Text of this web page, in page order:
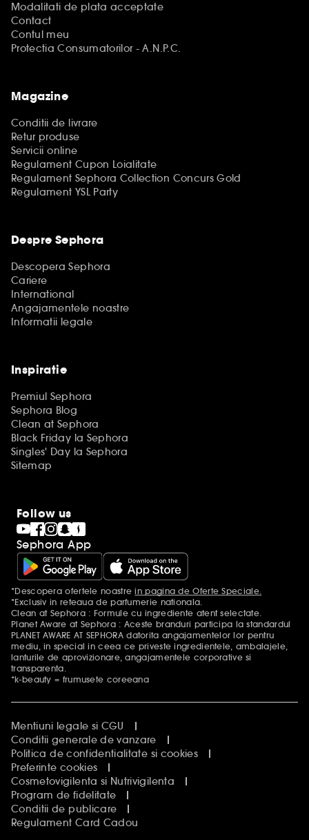
Modalitati de plata acceptate
Contact
Contul meu
Protectia Consumatorilor - A.N.P.C.
Magazine
Conditii de livrare
Retur produse
Servicii online
Regulament Cupon Loialitate
Regulament Sephora Collection Concurs Gold
Regulament YSL Party
Despre Sephora
Descopera Sephora
Cariere
International
Angajamentele noastre
Informatii legale
Inspiratie
Premiul Sephora
Sephora Blog
Clean at Sephora
Black Friday la Sephora
Singles' Day la Sephora
Sitemap
Follow us
Sephora App
Mentiuni aditionale
*Descopera ofertele noastrein pagina de Oferte Speciale.
*Exclusiv in reteaua de parfumerie nationala.
Clean at Sephora : Formule cu ingrediente atent selectate.
Planet Aware at Sephora : Aceste branduri participa la standardul
PLANET AWARE AT SEPHORA datorita angajamentelor lor pentru
mediu, in special in ceea ce priveste ingredientele, ambalajele,
lanturile de aprovizionare, angajamentele corporative si
transparenta.
*k-beauty = frumusete coreeana
Mentiuni legale si CGU
Conditii generale de vanzare
Politica de confidentialitate si cookies
Preferinte cookies
Cosmetovigilenta si Nutrivigilenta
Program de fidelitate
Conditii de publicare
Regulament Card Cadou